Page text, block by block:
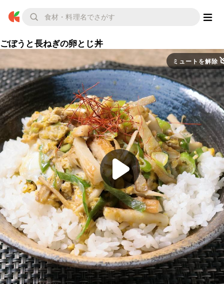
ごぼうと長ねぎの卵とじ丼
ミュートを解除